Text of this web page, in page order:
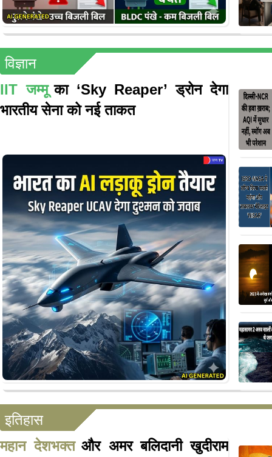
विज्ञान
IIT जम्मू का ‘Sky Reaper’ ड्रोन देगा
भारतीय सेना को नई ताकत
इतिहास
महान देशभक्त और अमर बलिदानी खुदीराम